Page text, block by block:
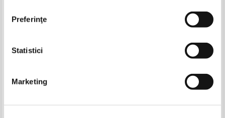
Preferinţe
Statistici
Marketing
Rabi R. Maharaj - Moartea unui
Pret:12,00 Lei
A. R. Azzam - Saladin. Triumful
Pret:32,00 Lei